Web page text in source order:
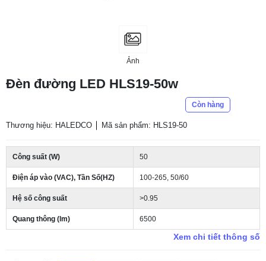
Ảnh
Đèn đường LED HLS19-50w
Còn hàng
Thương hiệu: HALEDCO Mã sản phẩm: HLS19-50
Công suất (W) 50
Điện áp vào (VAC), Tần Số(HZ) 100-265, 50/60
Hệ số công suất >0.95
Quang thông (lm) 6500
Xem chi tiết thông số